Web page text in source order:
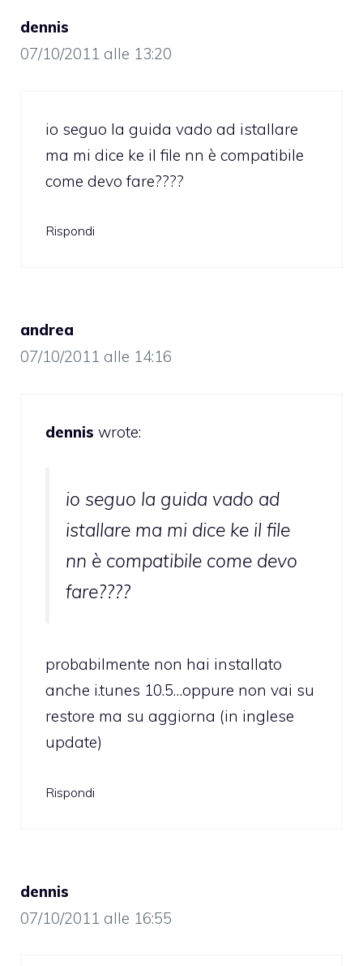
dennis
07/10/2011 alle 13:20
io seguo la guida vado ad istallare
ma mi dice ke il file nn è compatibile
come devo fare????
Rispondi
andrea
07/10/2011 alle 14:16
dennis wrote:
io seguo la guida vado ad
istallare ma mi dice ke il file
nn è compatibile come devo
fare????
probabilmente non hai installato
anche i.tunes 10.5…oppure non vai su
restore ma su aggiorna (in inglese
update)
Rispondi
dennis
07/10/2011 alle 16:55